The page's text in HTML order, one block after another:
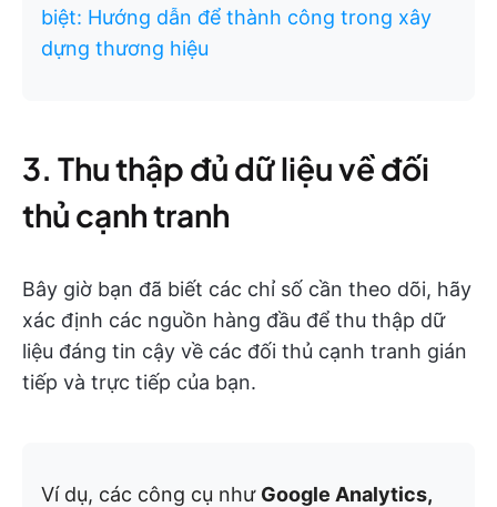
biệt: Hướng dẫn để thành công trong xây
dựng thương hiệu
3. Thu thập đủ dữ liệu về đối
thủ cạnh tranh
Bây giờ bạn đã biết các chỉ số cần theo dõi, hãy
xác định các nguồn hàng đầu để thu thập dữ
liệu đáng tin cậy về các đối thủ cạnh tranh gián
tiếp và trực tiếp của bạn.
Ví dụ, các công cụ như Google Analytics,